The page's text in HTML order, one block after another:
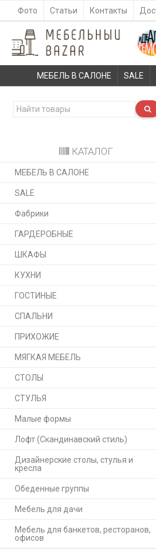
Фото Статьи Контакты
МЕБЕЛЬ В САЛОНЕ SALE
КАТАЛОГ
МЕБЕЛЬ В САЛОНЕ
SALE
Фабрики
ГАРДЕРОБНЫЕ
ШКАФЫ
КУХНИ
ГОСТИНЫЕ
СПАЛЬНИ
ПРИХОЖИЕ
МЯГКАЯ МЕБЕЛЬ
СТОЛЫ
СТУЛЬЯ
Малые формы
Лофт (Скандинавский стиль)
Дизайнерские столы, стулья и
кресла
Обеденные группы
Мебель для дачи
Мебель для банкетов, ресторанов,
офисов